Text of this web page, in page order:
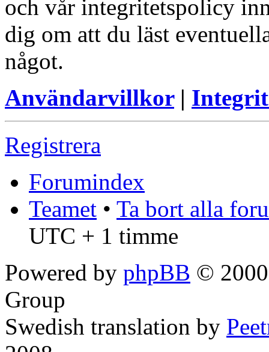
och vår integritetspolicy
dig om att du läst
något.
Användarvillkor|
Registrera
Forumindex
Teamet • Ta bort alla
UTC + 1 timme
Powered by phpBB ©
Group
Swedish translation by